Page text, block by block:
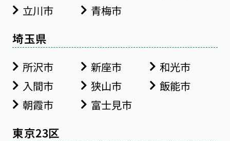
立川市
青梅市
埼玉県
所沢市 新座市
和光市
入間市
狭山市
飯能市
朝霞市
富士見市
東京23区